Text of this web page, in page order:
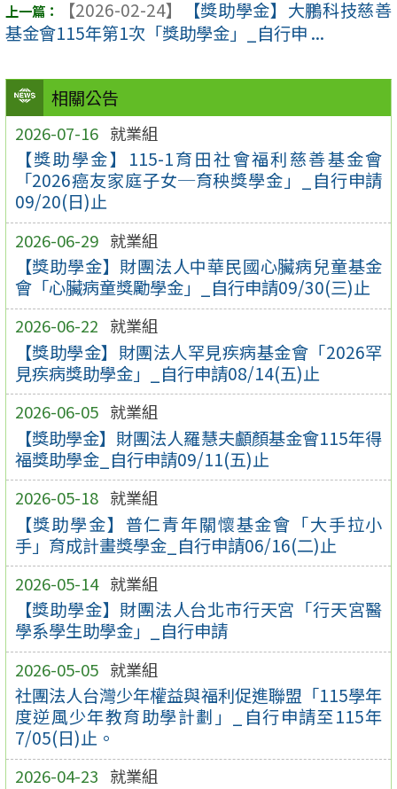
相關公告
2026-07-16 就業組
【獎助學金】115-1育田社會福利慈善基金會
「2026癌友家庭子女─育秧獎學金」_自行申請
09/20(日)止
2026-06-29 就業組
【獎助學金】財團法人中華民國心臟病兒童基金
會「心臟病童獎勵學金」_自行申請09/30(三)止
2026-06-22 就業組
【獎助學金】財團法人罕見疾病基金會「2026罕
見疾病獎助學金」_自行申請08/14(五)止
2026-06-05 就業組
【獎助學金】財團法人羅慧夫顱顏基金會115年得
福獎助學金_自行申請09/11(五)止
2026-05-18 就業組
【獎助學金】普仁青年關懷基金會「大手拉小
手」育成計畫獎學金_自行申請06/16(二)止
2026-05-14 就業組
【獎助學金】財團法人台北市行天宮「行天宮醫
學系學生助學金」_自行申請
2026-05-05 就業組
社團法人台灣少年權益與福利促進聯盟「115學年
度逆風少年教育助學計劃」_自行申請至115年
7/05(日)止。
2026-04-23 就業組
【2026-02-24】
【獎助學金】大鵬科技慈善
基金會115年第1次「獎助學金」_自行申 ...